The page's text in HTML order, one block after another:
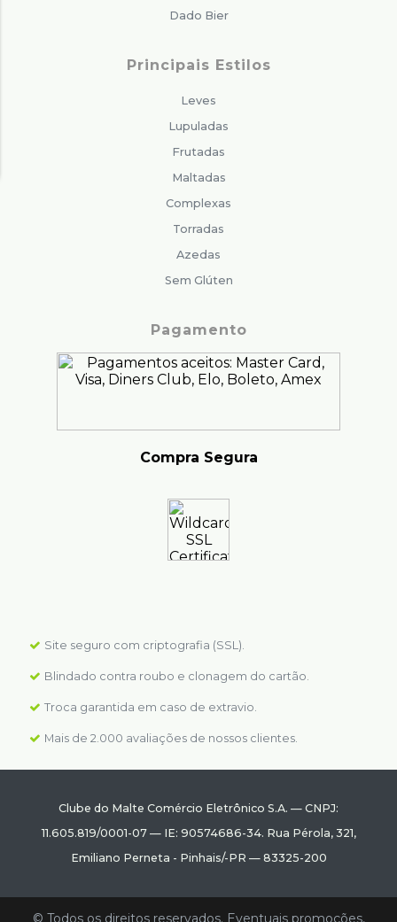
Dado Bier
Principais Estilos
Leves
Lupuladas
Frutadas
Maltadas
Complexas
Torradas
Azedas
Sem Glúten
Pagamento
Compra Segura
Site seguro com criptografia (SSL).
Blindado contra roubo e clonagem do cartão.
Troca garantida em caso de extravio.
Mais de 2.000 avaliações de nossos clientes.
Clube do Malte Comércio Eletrônico S.A. — CNPJ:
11.605.819/0001-07— IE: 90574686-34. Rua Pérola, 321,
Emiliano Perneta - Pinhais/-PR — 83325-200
© Todos os direitos reservados. Eventuais promoções,